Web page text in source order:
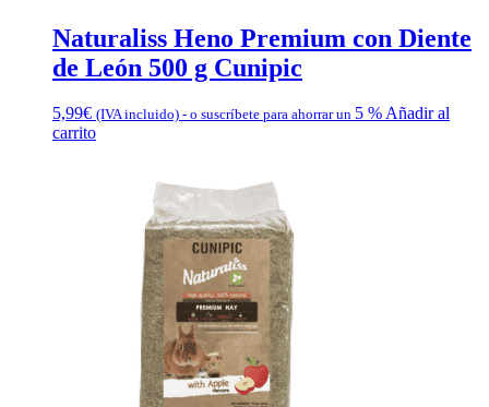
Naturaliss Heno Premium con Diente
de León 500 g Cunipic
5,99€ (IVA incluido) - o suscríbete para ahorrar un 5 %Añadir al
carrito